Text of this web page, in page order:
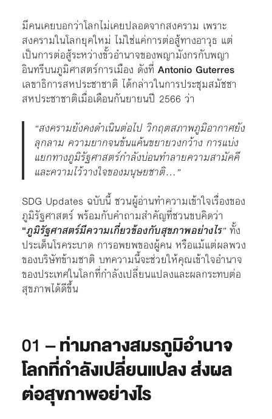
มีคนเคยบอกว่าโลกไม่เคยปลอดจากสงคราม เพราะ
สงครามในโลกยุคใหม่ ไม่ใช่แค่การต่อสู้ทางอาวุธ แต่
เป็นการต่อสู้ระหว่างขั้วอำนาจของพญามังกรกับพญา
อินทรีบนภูมิศาสตร์การเมือง ดังที่ Antonio Guterres
เลขาธิการสหประชาชาติ ได้กล่าวในการประชุมสมัชชา
สหประชาชาติเมื่อเดือนกันยายนปี 2566 ว่า
“สงครามยังคงดำเนินต่อไป วิกฤตสภาพภูมิอากาศยัง
ลุกลาม ความยากจนข้นแค้นขยายวงกว้าง การแบ่ง
แยกทางภูมิรัฐศาสตร์กำลังบ่อนทำลายความสามัคคี
และความไว้วางใจของมนุษยชาติ…”
SDG Updates ฉบับนี้ ชวนผู้อ่านทำความเข้าใจเรื่องของ
ภูมิรัฐศาสตร์ พร้อมกับคำถามสำคัญที่ชวนขบคิดว่า
“ภูมิรัฐศาสตร์มีความเกี่ยวข้องกับสุขภาพอย่างไร”ทั้ง
ประเด็นโรคระบาด การอพยพของผู้คน หรือแม้แต่ผลพวง
ของบริษัทข้ามชาติ บทความนี้จะช่วยให้คุณเข้าใจอำนาจ
ของประเทศในโลกที่กำลังเปลี่ยนแปลงและผลกระทบต่อ
สุขภาพได้ดีขึ้น
01 –ท่ามกลางสมรภูมิอำนาจ
โลกที่กำลังเปลี่ยนแปลง ส่งผล
ต่อสุขภาพอย่างไร